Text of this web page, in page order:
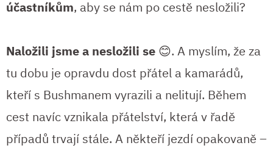
účastníkům, aby se nám po cestě nesložili?
Naložili jsme a nesložili se 😊. A myslím, že za
tu dobu je opravdu dost přátel a kamarádů,
kteří s Bushmanem vyrazili a nelitují. Během
cest navíc vznikala přátelství, která v řadě
případů trvají stále. A někteří jezdí opakovaně –